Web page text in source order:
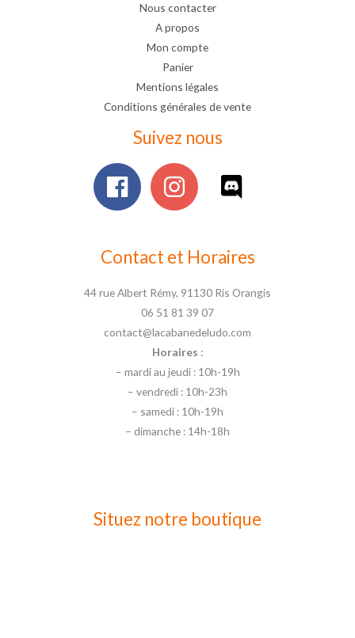
Nous contacter
A propos
Mon compte
Panier
Mentions légales
Conditions générales de vente
Suivez nous
Contact et Horaires
44 rue Albert Rémy, 91130 Ris Orangis
06 51 81 39 07
contact@lacabanedeludo.com
Horaires :
– mardi au jeudi : 10h-19h
– vendredi : 10h-23h
– samedi : 10h-19h
– dimanche : 14h-18h
Situez notre boutique